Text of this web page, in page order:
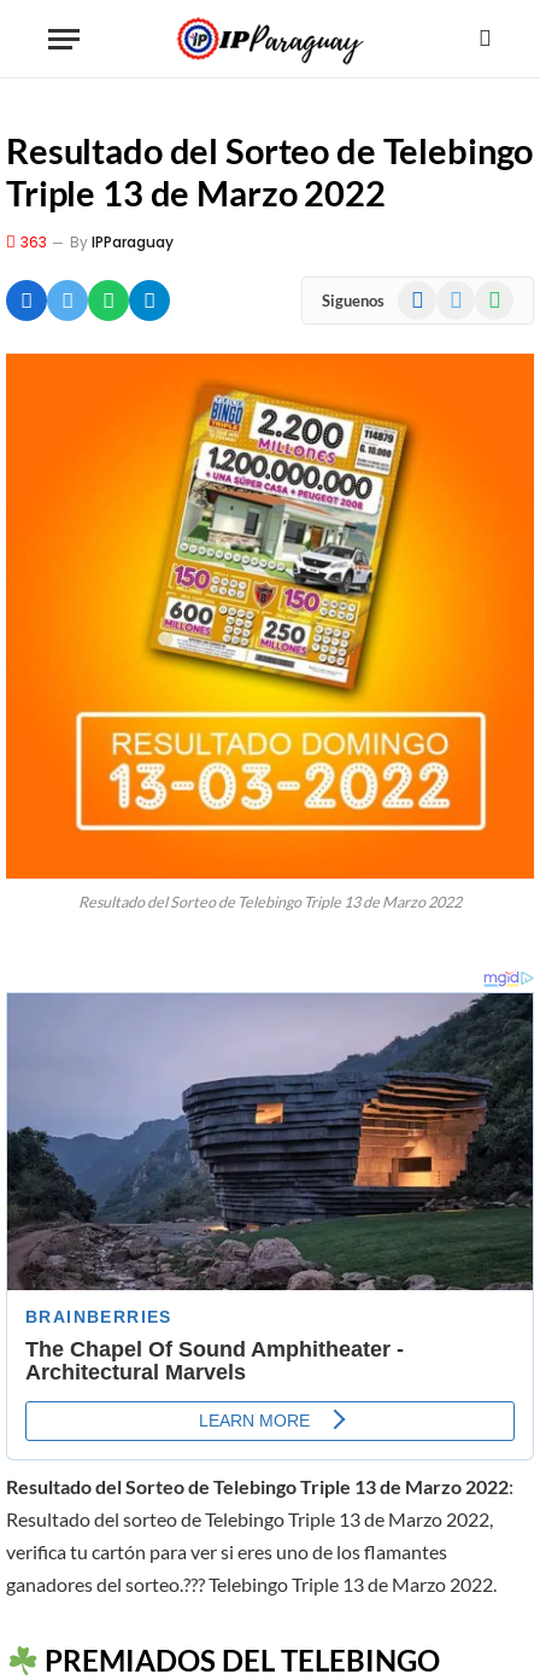
Resultado del Sorteo de Telebingo
Triple 13 de Marzo 2022
363 ByIPParaguay
Siguenos Facebook
Resultado del Sorteo de Telebingo Triple 13 de Marzo 2022
Resultado del Sorteo de Telebingo Triple 13 de Marzo 2022:
Resultado del sorteo de Telebingo Triple 13 de Marzo 2022,
verifica tu cartón para ver si eres uno de los flamantes
ganadores del sorteo.??? Telebingo Triple 13 de Marzo 2022.
PREMIADOS DEL TELEBINGO